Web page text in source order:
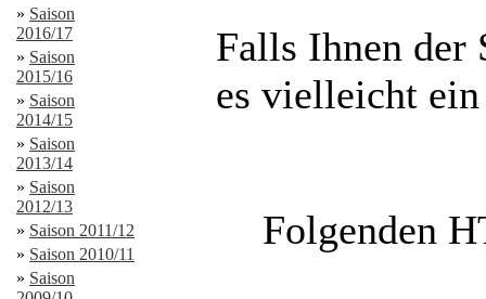
» Saison
2016/17
» Saison
2015/16
» Saison
2014/15
» Saison
2013/14
» Saison
2012/13
» Saison 2011/12
» Saison 2010/11
» Saison
Falls Ihnen der
es vielleicht
Folgenden